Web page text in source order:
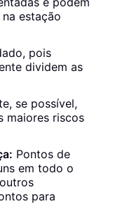
estação
pois
dividem as
se possível,
maiores riscos
Pontos de
em todo o
para